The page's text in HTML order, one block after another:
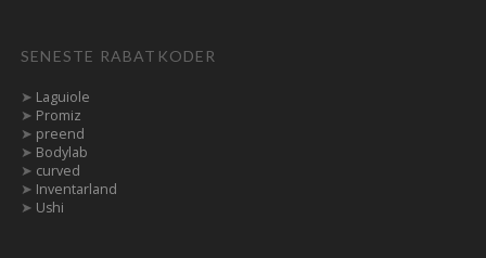
SENESTE RABATKODER
➤ Laguiole
➤ Promiz
➤ preend
➤ Bodylab
➤ curved
➤ Inventarland
➤ Ushi